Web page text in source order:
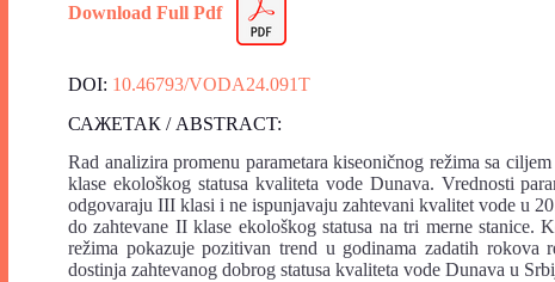
Download Full Pdf
DOI: 10.46793/VODA24.091T
САЖЕТАК / ABSTRACT:
Rad analizira promenu parametara kiseoničnog režima sa
klase ekološkog statusa kvaliteta vode Dunava. Vrednosti
odgovaraju III klasi i ne ispunjavaju zahtevani kvalitet vode u
do zahtevane II klase ekološkog statusa na tri merne stanice.
režima pokazuje pozitivan trend u godinama zadatih
dostinja zahtevanog dobrog statusa kvaliteta vode Dunava u